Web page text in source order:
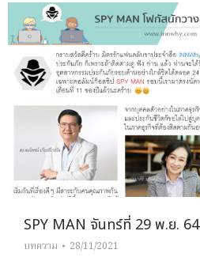
SPY MAN จันทร์ที่ 29 พ.ย. 64
บทความ 28/11/2021